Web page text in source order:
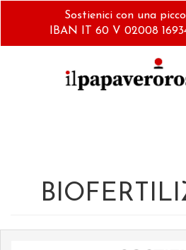
Sostienici con una
IBAN IT 60 V 02008